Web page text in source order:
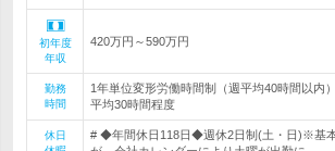
初年度
年収
420万円～590万円
勤務
時間
1年単位変形労働時間制（週平均40時間以内
平均30時間程度
休日
# ◆年間休日118日◆週休2日制(土・日)※基